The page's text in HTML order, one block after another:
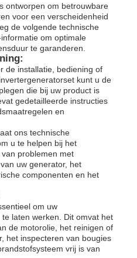
ontworpen om betrouwbare
voor een verscheidenheid
de volgende technische
om optimale
te garanderen.
de installatie, bediening of
kunt u de
die bij uw product is
gedetailleerde instructies
en
ons technische
u te helpen bij het
problemen met
uw generator, het
componenten en het
om uw
laten werken. Dit omvat het
de motorolie, het reinigen of
het inspecteren van bougies
vrij is van